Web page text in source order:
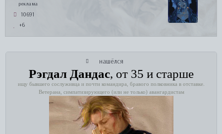
реклама
10691
+6
нашёлся
Рэгдал Дандас, от 35 и старше
ищу бывшего сослуживца и почти командира, бравого полковника в отставке.
Ветерана, симпатизирующего (или не только) авангардистам